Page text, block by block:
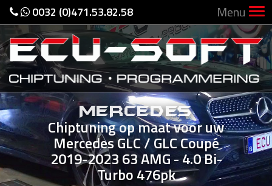
0032 (0)471.53.82.58 Menu
MERCEDES
Chiptuning op maat voor uw
Mercedes GLC / GLC Coupé
2019-2023 63 AMG - 4.0 Bi-
Turbo 476pk